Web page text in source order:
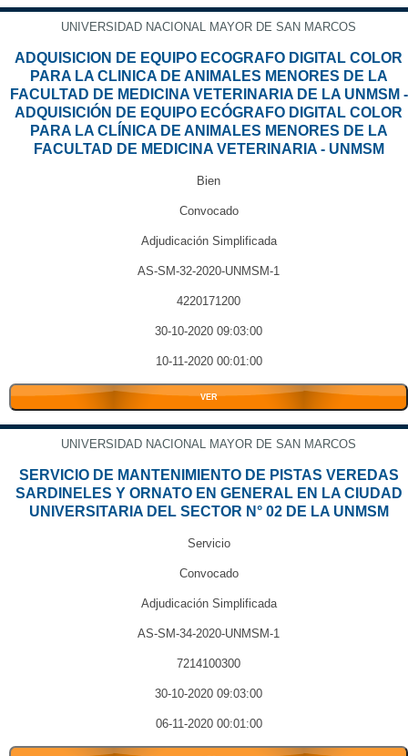
UNIVERSIDAD NACIONAL MAYOR DE SAN MARCOS
ADQUISICION DE EQUIPO ECOGRAFO DIGITAL COLOR
PARA LA CLINICA DE ANIMALES MENORES DE LA
FACULTAD DE MEDICINA VETERINARIA DE LA UNMSM -
ADQUISICIÓN DE EQUIPO ECÓGRAFO DIGITAL COLOR
PARA LA CLÍNICA DE ANIMALES MENORES DE LA
FACULTAD DE MEDICINA VETERINARIA - UNMSM
Bien
Convocado
Adjudicación Simplificada
AS-SM-32-2020-UNMSM-1
4220171200
30-10-2020 09:03:00
10-11-2020 00:01:00
VER
UNIVERSIDAD NACIONAL MAYOR DE SAN MARCOS
SERVICIO DE MANTENIMIENTO DE PISTAS VEREDAS
SARDINELES Y ORNATO EN GENERAL EN LA CIUDAD
UNIVERSITARIA DEL SECTOR N° 02 DE LA UNMSM
Servicio
Convocado
Adjudicación Simplificada
AS-SM-34-2020-UNMSM-1
7214100300
30-10-2020 09:03:00
06-11-2020 00:01:00